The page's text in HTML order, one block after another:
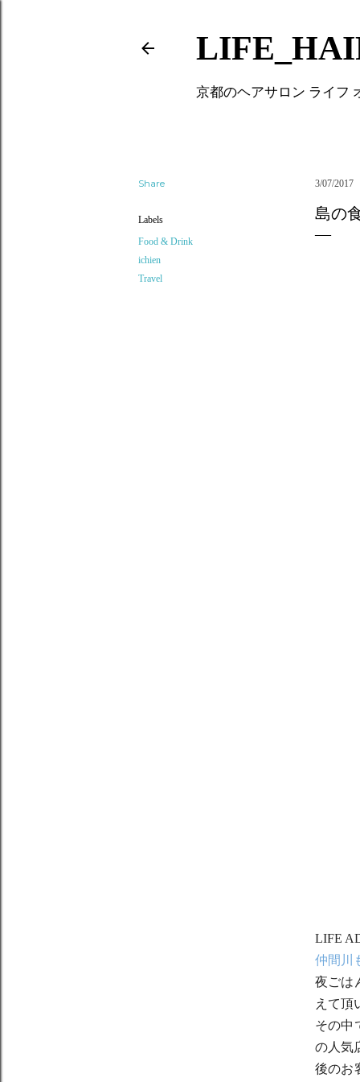
京都のヘアサロン ライフ
Share
Labels
Food & Drink
ichien
Travel
3/07/2017
島の
LIFE
仲間川
夜ごは
えて頂
その中
の人気
後のお